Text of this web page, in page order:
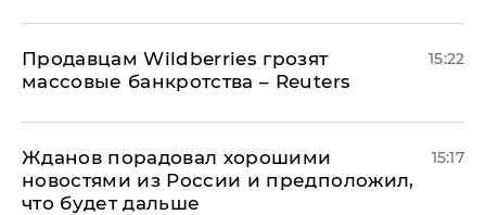
Продавцам Wildberries грозят
массовые банкротства – Reuters
15:22
Жданов порадовал хорошими
новостями из России и предположил,
что будет дальше
15:17